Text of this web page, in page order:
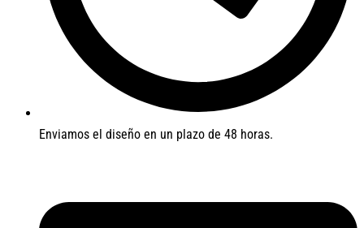
Enviamos el diseño en un plazo de 48 horas.